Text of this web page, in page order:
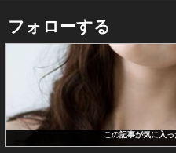
フォローする
この記事が気に入